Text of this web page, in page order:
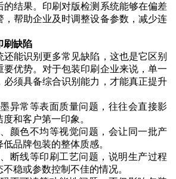
的结果。印刷对版检测系统能够在偏差
，帮助企业及时调整设备参数，减少连
刷缺陷
还能识别更多常见缺陷，这也是它区别
要优势。对于包装印刷企业来说，单一
必须具备综合识别能力，才能真正提升
异常等表面质量问题，往往会直接影
和客户第一印象。
颜色不均等视觉问题，会让同一批产
品牌包装的整体质感。
断线等印刷工艺问题，说明生产过程
稳或参数控制不佳的情况。